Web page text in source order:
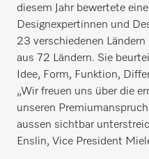
diesem Jahr bewertete
Designexpertinnen und
23 verschiedenen
aus 72 Ländern. Sie
Idee, Form, Funktion,
„Wir freuen uns über die
unseren
aussen sichtbar
Enslin, Vice President